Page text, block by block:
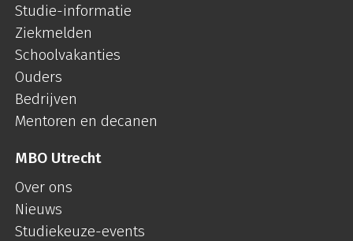
Studie-informatie
Ziekmelden
Schoolvakanties
Ouders
Bedrijven
Mentoren en decanen
MBO Utrecht
Over ons
Nieuws
Studiekeuze-events